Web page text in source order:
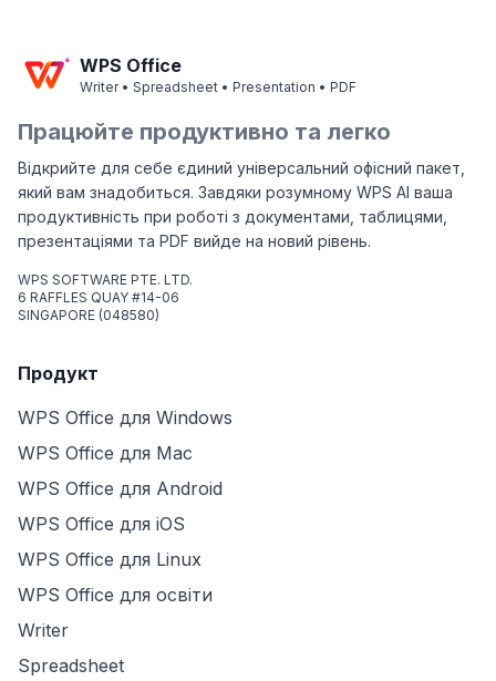
WPS Office
Writer • Spreadsheet • Presentation • PDF
Працюйте продуктивно та легко
Відкрийте для себе єдиний універсальний офісний пакет,
який вам знадобиться. Завдяки розумному WPS AI ваша
продуктивність при роботі з документами, таблицями,
презентаціями та PDF вийде на новий рівень.
WPS SOFTWARE PTE. LTD.
6 RAFFLES QUAY #14-06
SINGAPORE (048580)
Продукт
WPS Office для Windows
WPS Office для Mac
WPS Office для Android
WPS Office для iOS
WPS Office для Linux
WPS Office для освіти
Writer
Spreadsheet